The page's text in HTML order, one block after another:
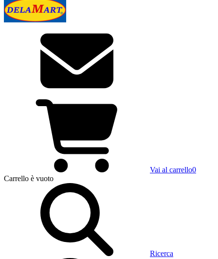
Vai al carrello0
Carrello è vuoto
Ricerca